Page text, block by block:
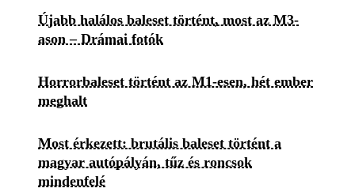
Újabb halálos baleset történt, most az M3-
ason – Drámai fotók
Horrorbaleset történt az M1-esen, hét ember
meghalt
Most érkezett: brutális baleset történt a
magyar autópályán, tűz és roncsok
mindenfelé